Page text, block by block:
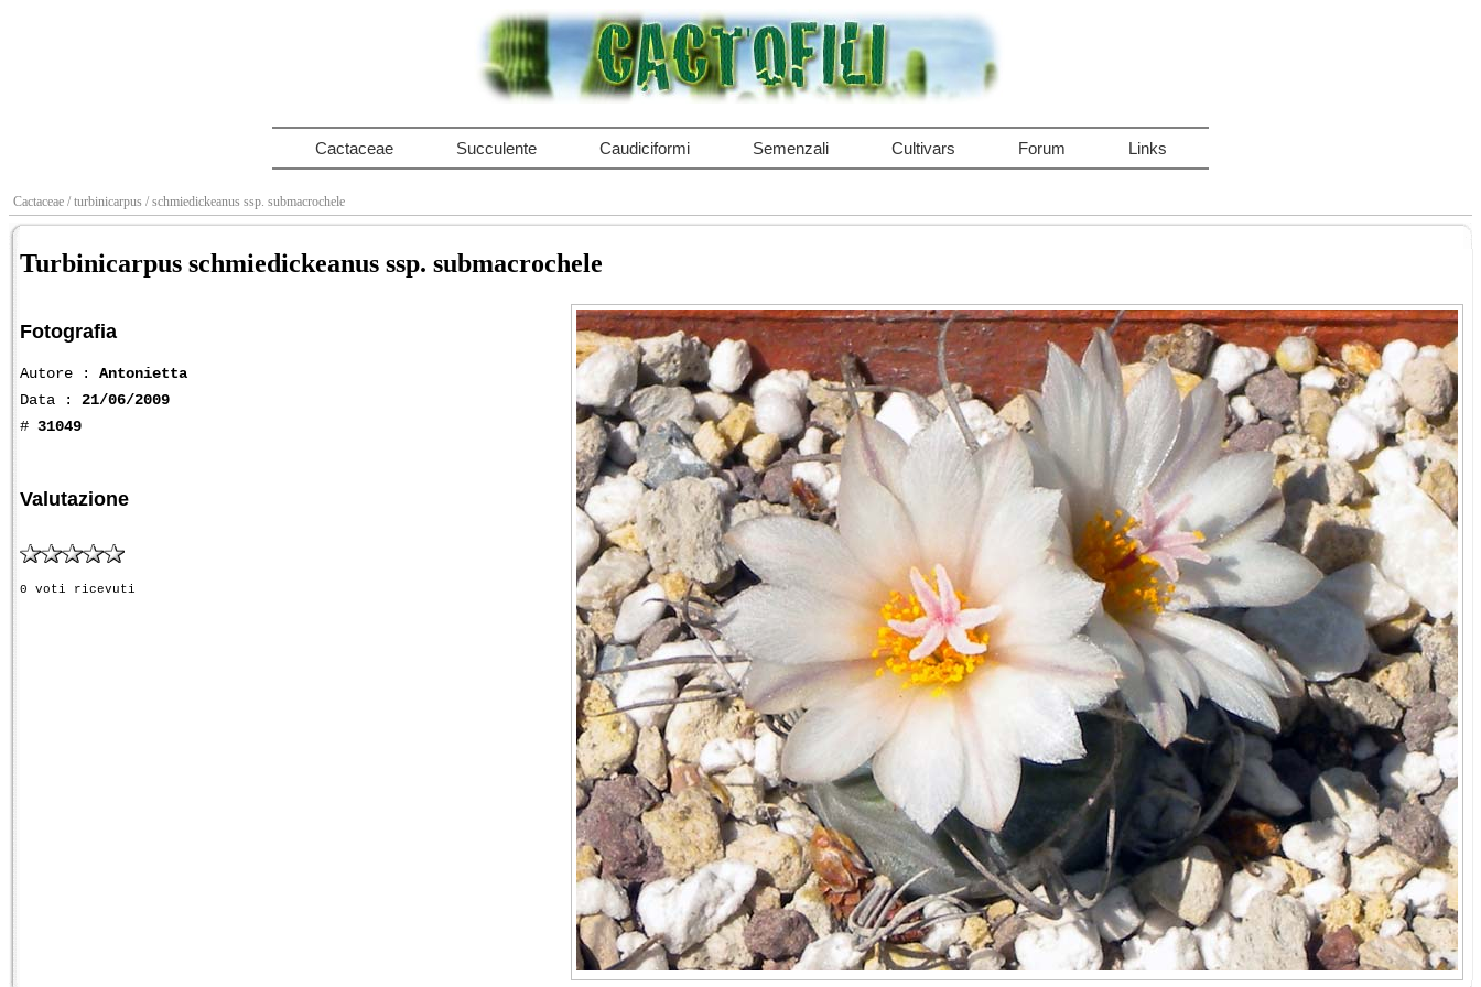
Cactaceae Succulente Caudiciformi Semenzali Cultivars Forum Links
Cactaceae / turbinicarpus / schmiedickeanus ssp. submacrochele
Turbinicarpus schmiedickeanus ssp. submacrochele
Fotografia
Autore : Antonietta
Data : 21/06/2009
# 31049
Valutazione
0 voti ricevuti